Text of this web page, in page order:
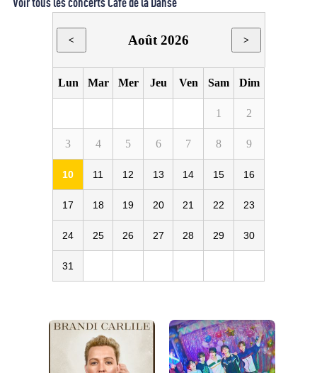
< Août 2026 >
Lun Mar Mer Jeu Ven Sam Dim
1 2
3 4 5 6 7 8 9
10 11 12 13 14 15 16
17 18 19 20 21 22 23
24 25 26 27 28 29 30
31